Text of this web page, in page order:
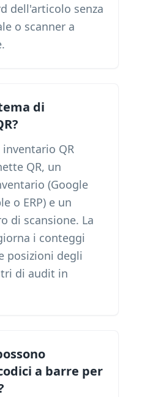
dell'articolo senza
o scanner a
di
QR
QR, un
(Google
o ERP) e un
di scansione. La
i conteggi
posizioni degli
di audit in
a barre per